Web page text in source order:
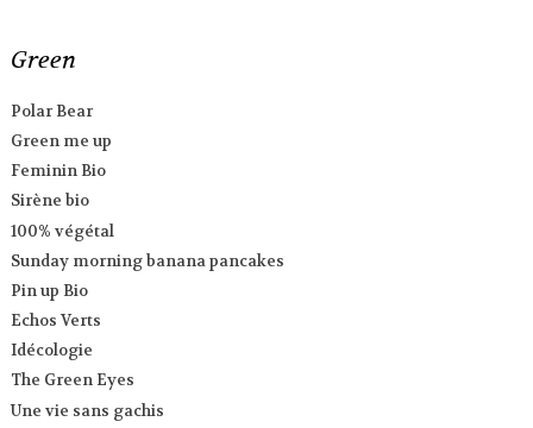
Green
Polar Bear
Green me up
Feminin Bio
Sirène bio
100% végétal
Sunday morning banana pancakes
Pin up Bio
Echos Verts
Idécologie
The Green Eyes
Une vie sans gachis